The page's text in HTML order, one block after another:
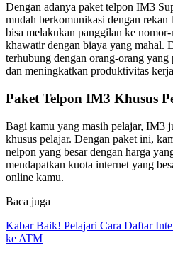
Dengan adanya paket telpon IM3
mudah berkomunikasi dengan
bisa melakukan panggilan ke
khawatir dengan biaya yang mahal.
terhubung dengan orang-orang
dan meningkatkan produktivitas
Paket Telpon IM3 Khusus
Bagi kamu yang masih pelajar, IM3
khusus pelajar. Dengan paket ini,
nelpon yang besar dengan harga
mendapatkan kuota internet yang
online kamu.
Baca juga
Kabar Baik! Pelajari Cara Daftar
ke ATM